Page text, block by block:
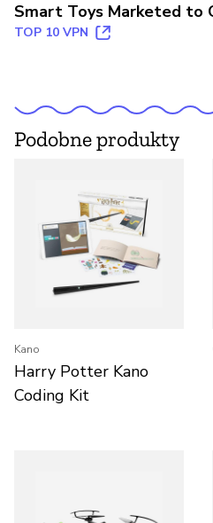
Smart Toys Marketed to
TOP 10 VPN
Podobne produkty
Kano
Harry Potter Kano
Coding Kit